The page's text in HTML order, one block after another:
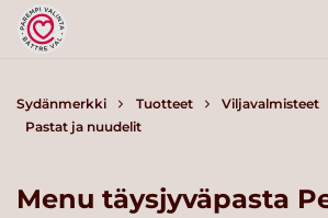
Sydänmerkki Tuotteet
Viljavalmisteet
Pastat ja nuudelit
Menu täysjyväpasta